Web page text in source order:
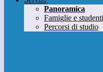
Panoramica
Famiglie e studenti
Percorsi di studio